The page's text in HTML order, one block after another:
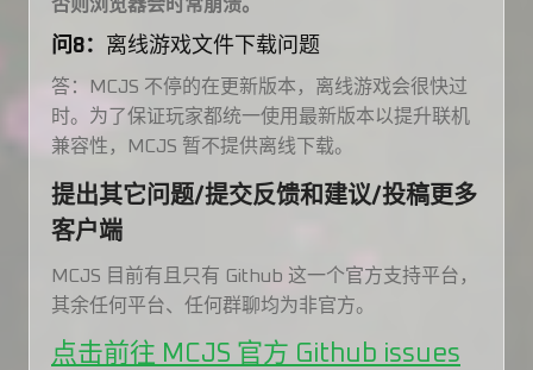
否则浏览器会时常崩溃。
问8： 离线游戏文件下载问题
答：MCJS 不停的在更新版本，离线游戏会很快过
时。为了保证玩家都统一使用最新版本以提升联机
兼容性，MCJS 暂不提供离线下载。
提出其它问题/提交反馈和建议/投稿更多
客户端
MCJS 目前有且只有 Github 这一个官方支持平台，
其余任何平台、任何群聊均为非官方。
点击前往 MCJS 官方 Github issues